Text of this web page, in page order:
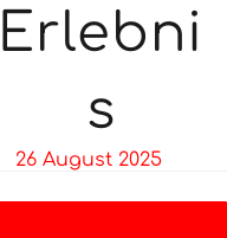
Erlebni
s
26 August 2025